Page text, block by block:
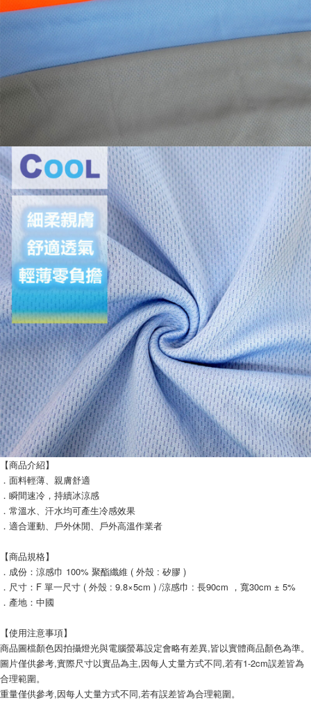
【商品介紹】
．面料輕薄、親膚舒適
．瞬間速冷，持續冰涼感
．常溫水、汗水均可產生冷感效果
．適合運動、戶外休閒、戶外高溫作業者
【商品規格】
．成份：涼感巾 100% 聚酯纖維 ( 外殼 : 矽膠 )
．尺寸：F 單一尺寸 ( 外殼 : 9.8×5cm ) /涼感巾 : 長90cm ，寬30cm ± 5%
．產地：中國
【使用注意事項】
商品圖檔顏色因拍攝燈光與電腦螢幕設定會略有差異,皆以實體商品顏色為準。
圖片僅供參考,實際尺寸以實品為主,因每人丈量方式不同,若有1-2cm誤差皆為
合理範圍。
重量僅供參考,因每人丈量方式不同,若有誤差皆為合理範圍。